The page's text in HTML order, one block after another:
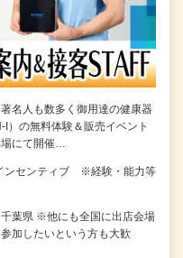
名人も数多く御用達の健康器
）の無料体験＆販売イベント
場にて開催…
ンセンティブ ※経験・能力等
葉県 ※他にも全国に出店会場
加したいという方も大歓